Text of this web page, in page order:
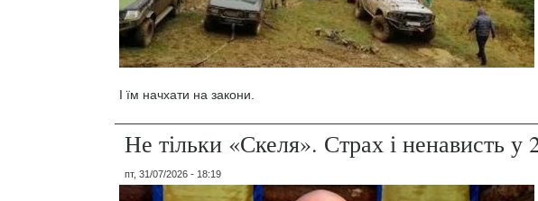
І їм начхати на закони.
Не тільки «Скеля». Страх і ненависть
пт, 31/07/2026 - 18:19